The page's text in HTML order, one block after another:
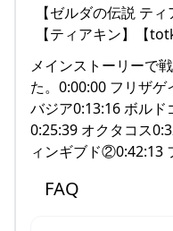
メインストーリーで
た。0:00:00 フリザ
バジア0:13:16 ボルド
0:25:39 オクタコス
ィンギブド②0:42:13
FAQ